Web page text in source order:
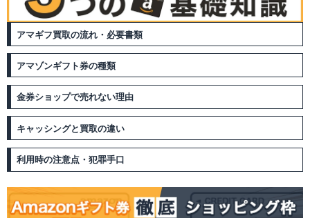
アマギフ買取の流れ・必要書類
アマゾンギフト券の種類
金券ショップで売れない理由
キャッシングと買取の違い
利用時の注意点・犯罪手口